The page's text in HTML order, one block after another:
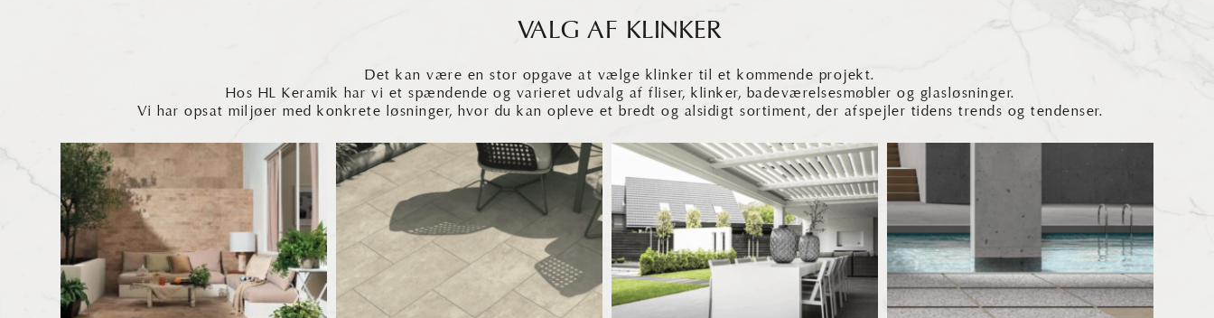
VALG AF KLINKER
Det kan være en stor opgave at vælge klinker til et kommende projekt.
Hos HL Keramik har vi et spændende og varieret udvalg af fliser, klinker, badeværelsesmøbler og glasløsninger.
Vi har opsat miljøer med konkrete løsninger, hvor du kan opleve et bredt og alsidigt sortiment, der afspejler tidens trends og tendenser.